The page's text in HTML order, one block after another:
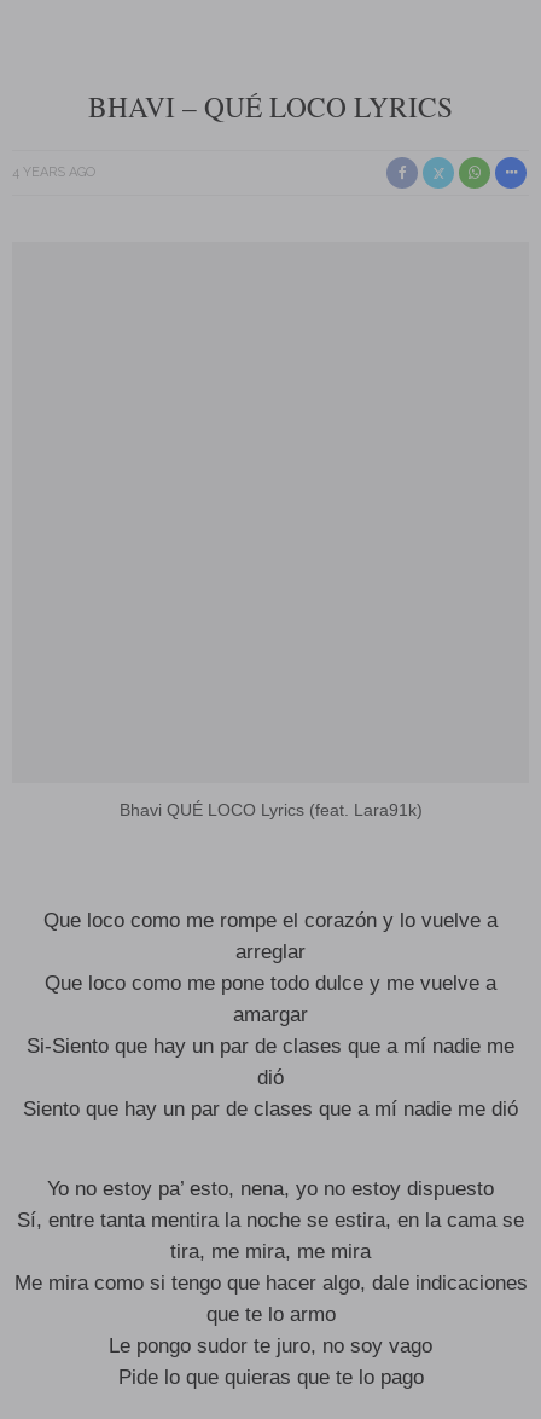
BHAVI – QUÉ LOCO LYRICS
4 YEARS AGO
Bhavi QUÉ LOCO Lyrics (feat. Lara91k)
Que loco como me rompe el corazón y lo vuelve a
arreglar
Que loco como me pone todo dulce y me vuelve a
amargar
Si-Siento que hay un par de clases que a mí nadie me
dió
Siento que hay un par de clases que a mí nadie me dió
Yo no estoy pa’ esto, nena, yo no estoy dispuesto
Sí, entre tanta mentira la noche se estira, en la cama se
tira, me mira, me mira
Me mira como si tengo que hacer algo, dale indicaciones
que te lo armo
Le pongo sudor te juro, no soy vago
Pide lo que quieras que te lo pago